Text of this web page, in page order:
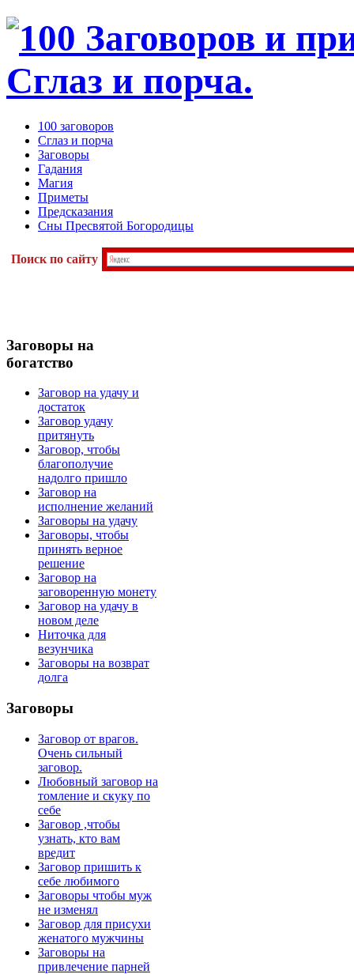
100 заговоров
Сглаз и порча
Заговоры
Гадания
Магия
Приметы
Предсказания
Сны Пресвятой Богородицы
Поиск по сайту
Заговоры на
богатство
Заговор на удачу и
достаток
Заговор удачу
притянуть
Заговор, чтобы
благополучие
надолго пришло
Заговор на
исполнение желаний
Заговоры на удачу
Заговоры, чтобы
принять верное
решение
Заговор на
заговоренную монету
Заговор на удачу в
новом деле
Ниточка для
везунчика
Заговоры на возврат
долга
Заговоры
Заговор от врагов.
Очень сильный
заговор.
Любовный заговор на
томление и скуку по
себе
Заговор ,чтобы
узнать, кто вам
вредит
Заговор пришить к
себе любимого
Заговоры чтобы муж
не изменял
Заговор для присухи
женатого мужчины
Заговоры на
привлечение парней